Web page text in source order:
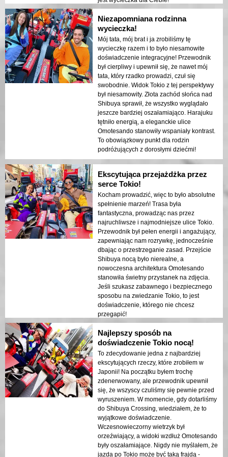
Niezapomniana rodzinna
wycieczka!
Mój tata, mój brat i ja zrobiliśmy tę
wycieczkę razem i to było niesamowite
doświadczenie integracyjne! Przewodnik
był cierpliwy i upewnił się, że nawet mój
tata, który rzadko prowadzi, czuł się
swobodnie. Widok Tokio z tej perspektywy
był niesamowity. Złota zachód słońca nad
Shibuya sprawił, że wszystko wyglądało
jeszcze bardziej oszałamiająco. Harajuku
tętniło energią, a eleganckie ulice
Omotesando stanowiły wspaniały kontrast.
To obowiązkowy punkt dla rodzin
podróżujących z dorosłymi dziećmi!
Ekscytująca przejażdżka przez
serce Tokio!
Kocham prowadzić, więc to było absolutne
spełnienie marzeń! Trasa była
fantastyczna, prowadząc nas przez
najruchliwsze i najmodniejsze ulice Tokio.
Przewodnik był pełen energii i angażujący,
zapewniając nam rozrywkę, jednocześnie
dbając o przestrzeganie zasad. Przejście
Shibuya nocą było nierealne, a
nowoczesna architektura Omotesando
stanowiła świetny przystanek na zdjęcia.
Jeśli szukasz zabawnego i bezpiecznego
sposobu na zwiedzanie Tokio, to jest
doświadczenie, którego nie chcesz
przegapić!
Najlepszy sposób na
doświadczenie Tokio nocą!
To zdecydowanie jedna z najbardziej
ekscytujących rzeczy, które zrobiłem w
Japonii! Na początku byłem trochę
zdenerwowany, ale przewodnik upewnił
się, że wszyscy czuliśmy się pewnie przed
wyruszeniem. W momencie, gdy dotarliśmy
do Shibuya Crossing, wiedziałem, że to
wyjątkowe doświadczenie.
Wczesnowieczorny wietrzyk był
orzeźwiający, a widoki wzdłuż Omotesando
były oszałamiające. Nigdy nie myślałem, że
jazda po Tokio może być taką frajdą -